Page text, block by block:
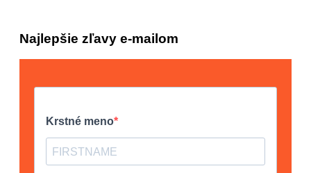
Najlepšie zľavy e-mailom